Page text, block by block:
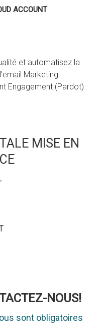
ACCOUNT
et automatisez la
Marketing
Engagement (Pardot)
MISE EN
NOUS!
sont obligatoires